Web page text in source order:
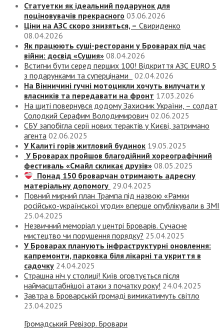
Статуетки як ідеальний подарунок для
поціновувачів прекрасного 03.06.2026
Ціни на АЗС скоро знизяться, – Свириденко
08.04.2026
Як працюють суші-ресторани у Броварах під час
війни: досвід «Сушия» 08.04.2026
Встигни бути серед перших 100! Відкриття АЗС EURO 5
з подарунками та суперцінами
02.04.2026
На Вінничині гучні мотоцикли хочуть вилучати у
власників та передавати на фронт 17.03.2026
На щиті повернувся додому Захисник України, – солдат
Солодкий Серафим Володимирович 02.06.2025
СБУ запобігла серії нових терактів у Києві, затримано
агента 02.06.2025
У Калиті горів житловий будинок 19.05.2025
У Броварах пройшов благодійний хореографічний
фестиваль «Смайл скликає друзів» 08.05.2025
Понад 150 броварчан отримають адресну
матеріальну допомогу 29.04.2025
Повний мирний план Трампа під назвою «‎Рамки
російсько-української угоди» вперше опублікували в ЗМІ
25.04.2025
Незвичний меморіал у центрі Броварів. Сучасне
мистецтво чи порушення порядку? 25.04.2025
У Броварах планують інфраструктурні оновлення:
капремонти, парковка біля лікарні та укриття в
садочку 24.04.2025
Страшна ніч у столиці! Київ оговтується після
наймасштабнішої атаки з початку року! 24.04.2025
Завтра в Броварській громаді вимикатимуть світло
23.04.2025
Громадський Ревізор. Бровари